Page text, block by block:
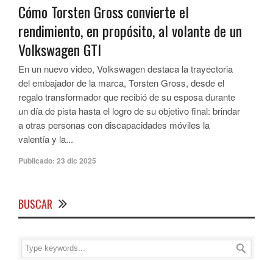
Cómo Torsten Gross convierte el
rendimiento, en propósito, al volante de un
Volkswagen GTI
En un nuevo video, Volkswagen destaca la trayectoria
del embajador de la marca, Torsten Gross, desde el
regalo transformador que recibió de su esposa durante
un día de pista hasta el logro de su objetivo final: brindar
a otras personas con discapacidades móviles la
valentía y la...
Publicado: 23 dic 2025
BUSCAR